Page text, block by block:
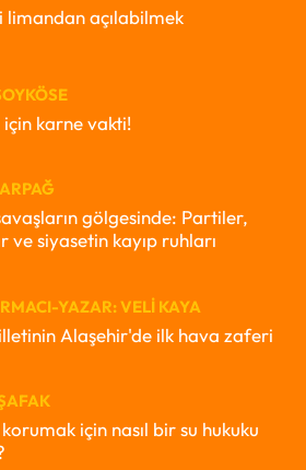
limandan açılabilmek
için karne vakti!
gölgesinde: Partiler,
ve siyasetin kayıp ruhları
YAZAR: VELI KAYA
Alaşehir'de ilk hava zaferi
için nasıl bir su hukuku